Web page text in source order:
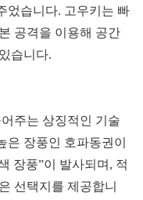
었습니다. 고우키는 빠
공격을 이용해 공간
습니다.
주는 상징적인 기술
은 장풍인 호파동권이
장풍”이 발사되며, 적
선택지를 제공합니